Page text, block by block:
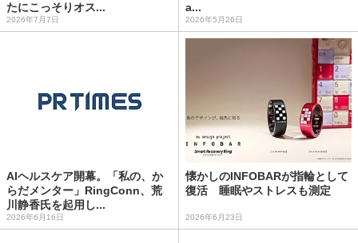
たにこっそりオス...
2026年7月7日
a...
2026年5月26日
AIヘルスケア開幕。「私の、か
らだメンター」RingConn、荒
川静香氏を起用し...
2026年6月16日
懐かしのINFOBARが指輪として
復活 睡眠やストレスも測定
2026年6月23日